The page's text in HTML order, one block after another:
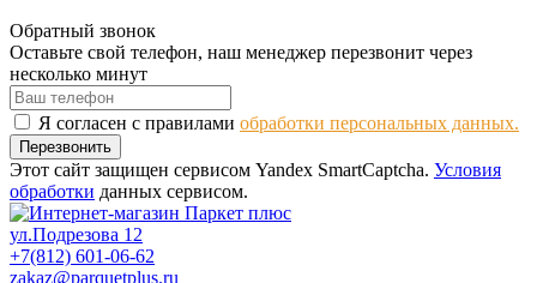
Обратный звонок
Оставьте свой телефон, наш менеджер перезвонит через
несколько минут
Я согласен с правилами обработки персональных данных.
Перезвонить
Этот сайт защищен сервисом Yandex SmartCaptcha. Условия
обработки данных сервисом.
ул.Подрезова 12
+7(812) 601-06-62
zakaz@parquetplus.ru